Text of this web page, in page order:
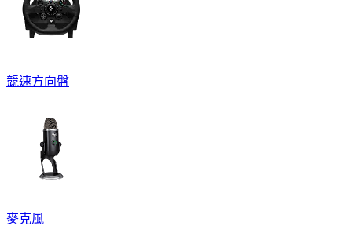
競速方向盤
麥克風